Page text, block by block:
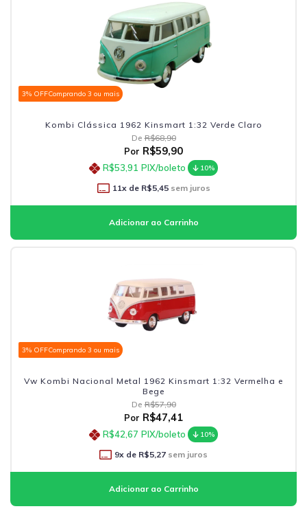
3% OFFComprando 3 ou mais
Kombi Clássica 1962 Kinsmart 1:32 Verde Claro
De R$68,90
Por R$59,90
R$53,91 PIX/boleto 10%
11x de R$5,45sem juros
3% OFFComprando 3 ou mais
Vw Kombi Nacional Metal 1962 Kinsmart 1:32 Vermelha e
Bege
De R$57,90
Por R$47,41
R$42,67 PIX/boleto 10%
9x de R$5,27 sem juros